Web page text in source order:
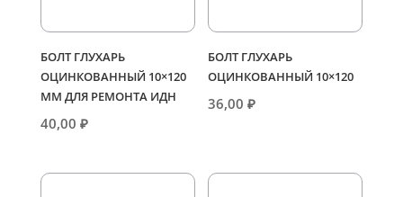
БОЛТ ГЛУХАРЬ
ОЦИНКОВАННЫЙ 10×120
ММ ДЛЯ РЕМОНТА ИДН
40,00 ₽
БОЛТ ГЛУХАРЬ
ОЦИНКОВАННЫЙ 10×120
36,00₽